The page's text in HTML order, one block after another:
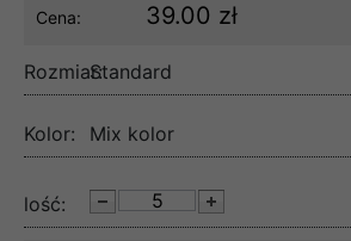
Cena: 39.00 zł
Rozmiar:Standard
Kolor: Mix kolor
lość: